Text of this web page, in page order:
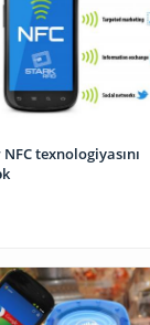
texnologiyasını